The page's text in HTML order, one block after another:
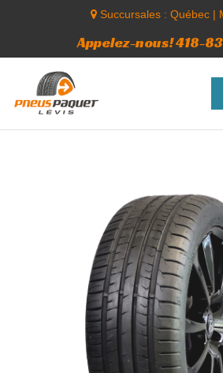
Succursales : Québec|
Appelez-nous! 418-